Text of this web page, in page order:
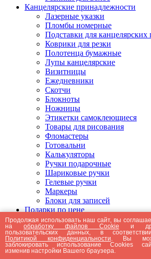
Канцелярские принадлежности
Лазерные указки
Пломбы номерные
Подставки для канцелярских
Коврики для резки
Полотенца бумажные
Лупы канцелярские
Визитницы
Ежедневники
Скотчи
Блокноты
Ножницы
Этикетки самоклеющиеся
Товары для рисования
Фломастеры
Готовальни
Калькуляторы
Ручки подарочные
Шариковые ручки
Гелевые ручки
Маркеры
Блоки для записей
Подарки по цене
Подарки от 5000 рублей
Подарки до 5000 рублей
Подарки до 3000 рублей
Подарки до 2000 рублей
Подарки до 1000 рублей
Продолжая использовать наш сайт, вы
наобработку файлов Cookie и
пользовательских данных, в
Политикой конфиденциальности . Вы
заблокировать использование Cookies
изменив настройки Вашего браузера.